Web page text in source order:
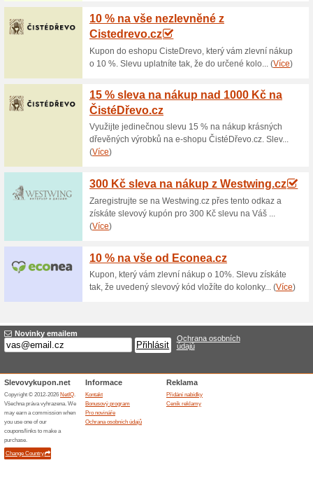
100% fungovalo Akce
V e-shopu Timextrade.cz
vyprodání zásob například
200x160x80 mm. Skříňka
uskladnění klíčů a současně
Doprava zdarma
100% fungovalo Akce
Nakupte na Timextrade.cz
Point má aktuálně již téměř
Objednané zboží si můžete
Kostelec nad Orlicí 517 41